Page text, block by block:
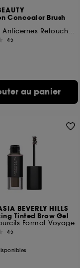
Concealer Brush
Pinceau Anticernes Retouche Instantanée
45
au panier
BEVERLY HILLS
Tinted Brow Gel
Format Voyage
45